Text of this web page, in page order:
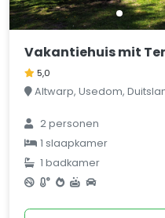
Vakantiehuis mit
5,0
Altwarp, Usedom,
2 personen
1 slaapkamer
1 badkamer